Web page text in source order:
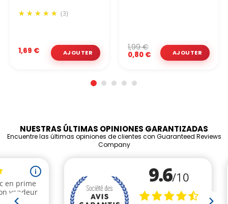
(3)
1,69 € 0,80 €
1,99 €
NUESTRAS ÚLTIMAS OPINIONES GARANTIZADAS
Encuentre las últimas opiniones de clientes con Guaranteed Reviews
Company